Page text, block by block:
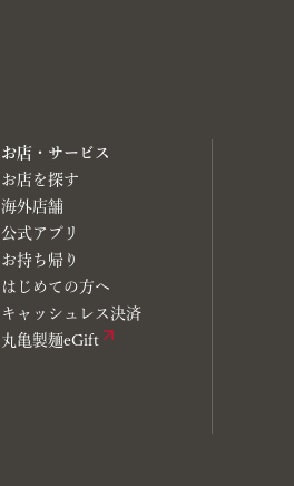
お店・サービス
お店を探す
海外店舗
公式アプリ
お持ち帰り
はじめての方へ
キャッシュレス決済
丸亀製麺eGift